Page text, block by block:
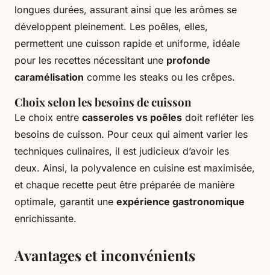
longues durées, assurant ainsi que les arômes se
développent pleinement. Les poêles, elles,
permettent une cuisson rapide et uniforme, idéale
pour les recettes nécessitant une profonde
caramélisation comme les steaks ou les crêpes.
Choix selon les besoins de cuisson
Le choix entre casseroles vs poêles doit refléter les
besoins de cuisson. Pour ceux qui aiment varier les
techniques culinaires, il est judicieux d’avoir les
deux. Ainsi, la polyvalence en cuisine est maximisée,
et chaque recette peut être préparée de manière
optimale, garantit une expérience gastronomique
enrichissante.
Avantages et inconvénients